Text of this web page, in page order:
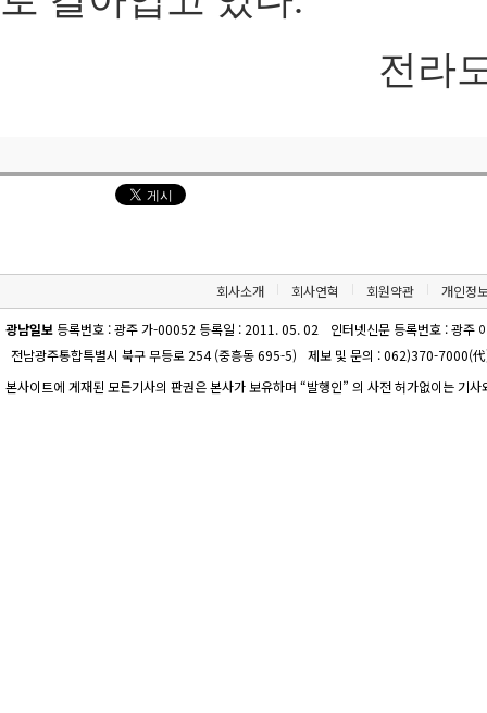
전라
회사소개 회사연혁 회원약관 개인정
광남일보 등록번호 : 광주 가-00052 등록일 : 2011. 05. 02
인터넷신문 등록번호 : 광
전남광주통합특별시 북구 무등로 254 (중흥동 695-5)
제보 및 문의 : 062)370-7000(
본사이트에 게재된 모든기사의 판권은 본사가 보유하며 “발행인” 의 사전 허가없이는 기